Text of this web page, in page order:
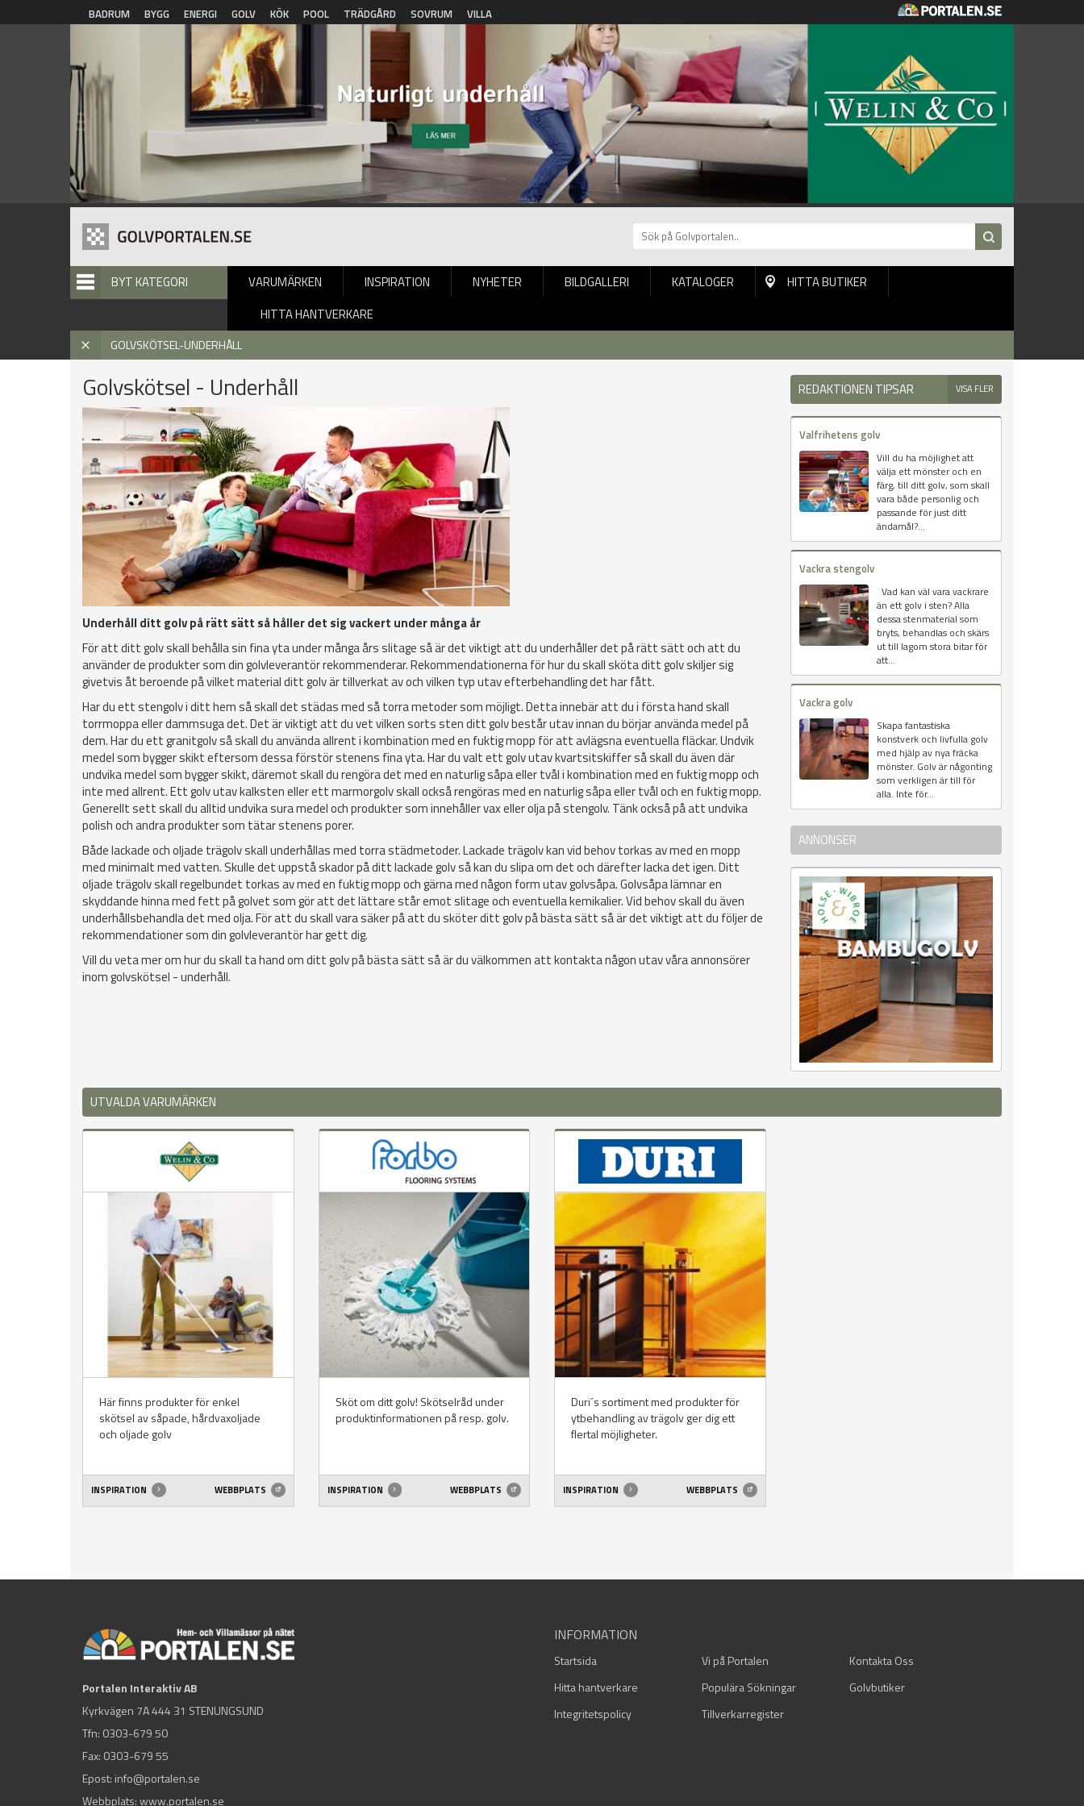
Hoppa till huvudinnehåll
BADRUM BYGG ENERGI GOLV KÖK POOL TRÄDGÅRD SOVRUM VILLA
BYT KATEGORI VARUMÄRKEN INSPIRATION NYHETER BILDGALLERI KATALOGER
HITTA BUTIKER
HITTA HANTVERKARE
GOLVSKÖTSEL-UNDERHÅLL
Hem »Golvskötsel-Underhåll»Inspiration
Golvskötsel - Underhåll
Underhåll ditt golv på rätt sätt så håller det sig vackert under många år
För att ditt golv skall behålla sin fina yta under många års slitage så är det viktigt att du underhåller det på rätt sätt och att du
använder de produkter som din golvleverantör rekommenderar. Rekommendationerna för hur du skall sköta ditt golv skiljer sig
givetvis åt beroende på vilket material ditt golv är tillverkat av och vilken typ utav efterbehandling det har fått.
Har du ett stengolv i ditt hem så skall det städas med så torra metoder som möjligt. Detta innebär att du i första hand skall
torrmoppa eller dammsuga det. Det är viktigt att du vet vilken sorts sten ditt golv består utav innan du börjar använda medel på
dem. Har du ett granitgolv så skall du använda allrent i kombination med en fuktig mopp för att avlägsna eventuella fläckar. Undvik
medel som bygger skikt eftersom dessa förstör stenens fina yta. Har du valt ett golv utav kvartsitskiffer så skall du även där
undvika medel som bygger skikt, däremot skall du rengöra det med en naturlig såpa eller tvål i kombination med en fuktig mopp och
inte med allrent. Ett golv utav kalksten eller ett marmorgolv skall också rengöras med en naturlig såpa eller tvål och en fuktig mopp.
Generellt sett skall du alltid undvika sura medel och produkter som innehåller vax eller olja på stengolv. Tänk också på att undvika
polish och andra produkter som tätar stenens porer.
Både lackade och oljade trägolv skall underhållas med torra städmetoder. Lackade trägolv kan vid behov torkas av med en mopp
med minimalt med vatten. Skulle det uppstå skador på ditt lackade golv så kan du slipa om det och därefter lacka det igen. Ditt
oljade trägolv skall regelbundet torkas av med en fuktig mopp och gärna med någon form utav golvsåpa. Golvsåpa lämnar en
skyddande hinna med fett på golvet som gör att det lättare står emot slitage och eventuella kemikalier. Vid behov skall du även
underhållsbehandla det med olja. För att du skall vara säker på att du sköter ditt golv på bästa sätt så är det viktigt att du följer de
rekommendationer som din golvleverantör har gett dig.
Vill du veta mer om hur du skall ta hand om ditt golv på bästa sätt så är du välkommen att kontakta någon utav våra annonsörer
inom golvskötsel - underhåll.
REDAKTIONEN TIPSAR VISA FLER
Valfrihetens golv
Vill du ha möjlighet att
välja ett mönster och en
färg, till ditt golv, som skall
vara både personlig och
passande för just ditt
ändamål?...
Vackra stengolv
Vad kan väl vara vackrare
än ett golv i sten? Alla
dessa stenmaterial som
bryts, behandlas och skärs
ut till lagom stora bitar för
att...
Vackra golv
Skapa fantastiska
konstverk och livfulla golv
med hjälp av nya fräcka
mönster. Golv är någonting
som verkligen är till för
alla. Inte för...
ANNONSER
UTVALDA VARUMÄRKEN
Här finns produkter för enkel
skötsel av såpade, hårdvaxoljade
och oljade golv
INSPIRATION WEBBPLATS
Sköt om ditt golv! Skötselråd under
produktinformationen på resp. golv.
INSPIRATION WEBBPLATS
Duri´s sortiment med produkter för
ytbehandling av trägolv ger dig ett
flertal möjligheter.
INSPIRATION WEBBPLATS
Portalen Interaktiv AB
Kyrkvägen 7A 444 31 STENUNGSUND
Tfn: 0303-679 50
Fax: 0303-679 55
Epost: info@portalen.se
Webbplats: www.portalen.se
INFORMATION
Startsida Vi på Portalen
Kontakta Oss
Hitta hantverkare
Populära Sökningar
Golvbutiker
Integritetspolicy
Tillverkarregister